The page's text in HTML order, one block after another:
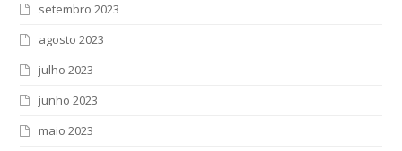
setembro 2023
agosto 2023
julho 2023
junho 2023
maio 2023